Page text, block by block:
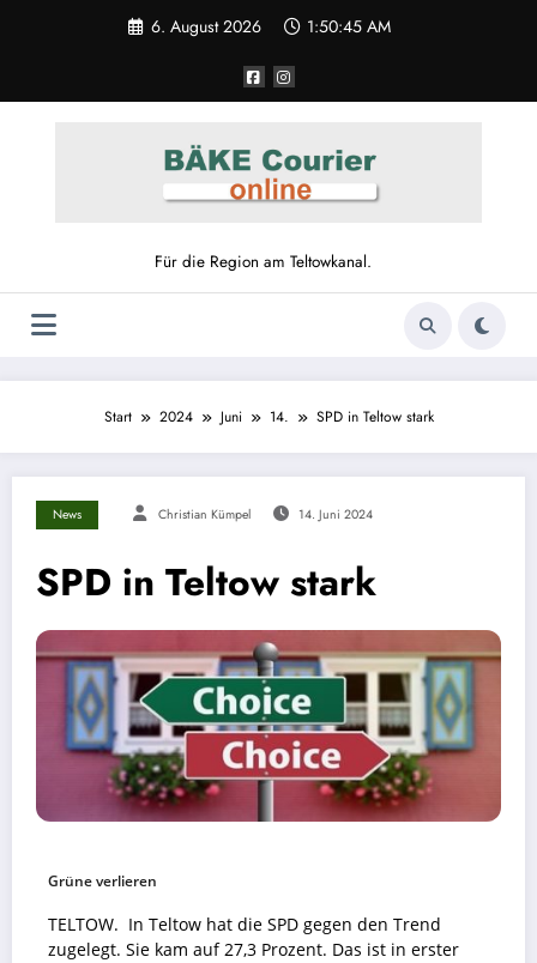
6. August 2026 1:50:46 AM
Für die Region am Teltowkanal.
Start 2024 Juni 14. SPD in Teltow stark
News Christian Kümpel 14. Juni 2024
SPD in Teltow stark
Grüne verlieren
TELTOW. In Teltow hat die SPD gegen den Trend
zugelegt. Sie kam auf 27,3 Prozent. Das ist in erster